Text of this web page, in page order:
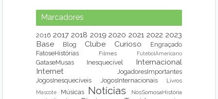
Marcadores
2016 2017 2018 2019 2020 2021 2022 2023
Base
Blog Clube Curioso
Engraçado
FatoseHistórias
Filmes FutebolAmericano
GataseMusas Inesquecível
Internacional
Internet
JogadoresImportantes
JogosInesquecíveis
JogosInternacionais Livros
Mascote Músicas Notícias NósSomosaHistória